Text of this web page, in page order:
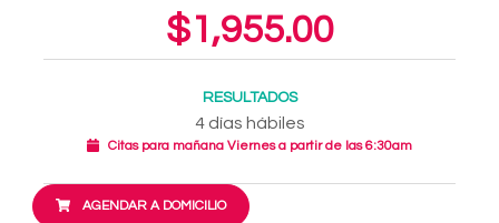
$1,955.00
RESULTADOS
4 días hábiles
Citas para mañana Viernes a partir de las 6:30am
AGENDAR A DOMICILIO